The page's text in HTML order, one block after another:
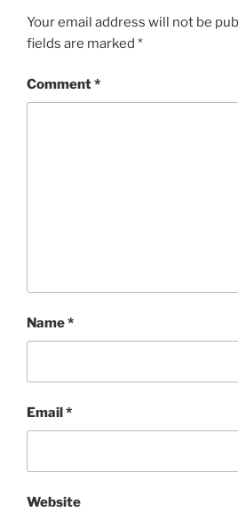
Your email address will not be
fields are marked *
Comment*
Name*
Email*
Website